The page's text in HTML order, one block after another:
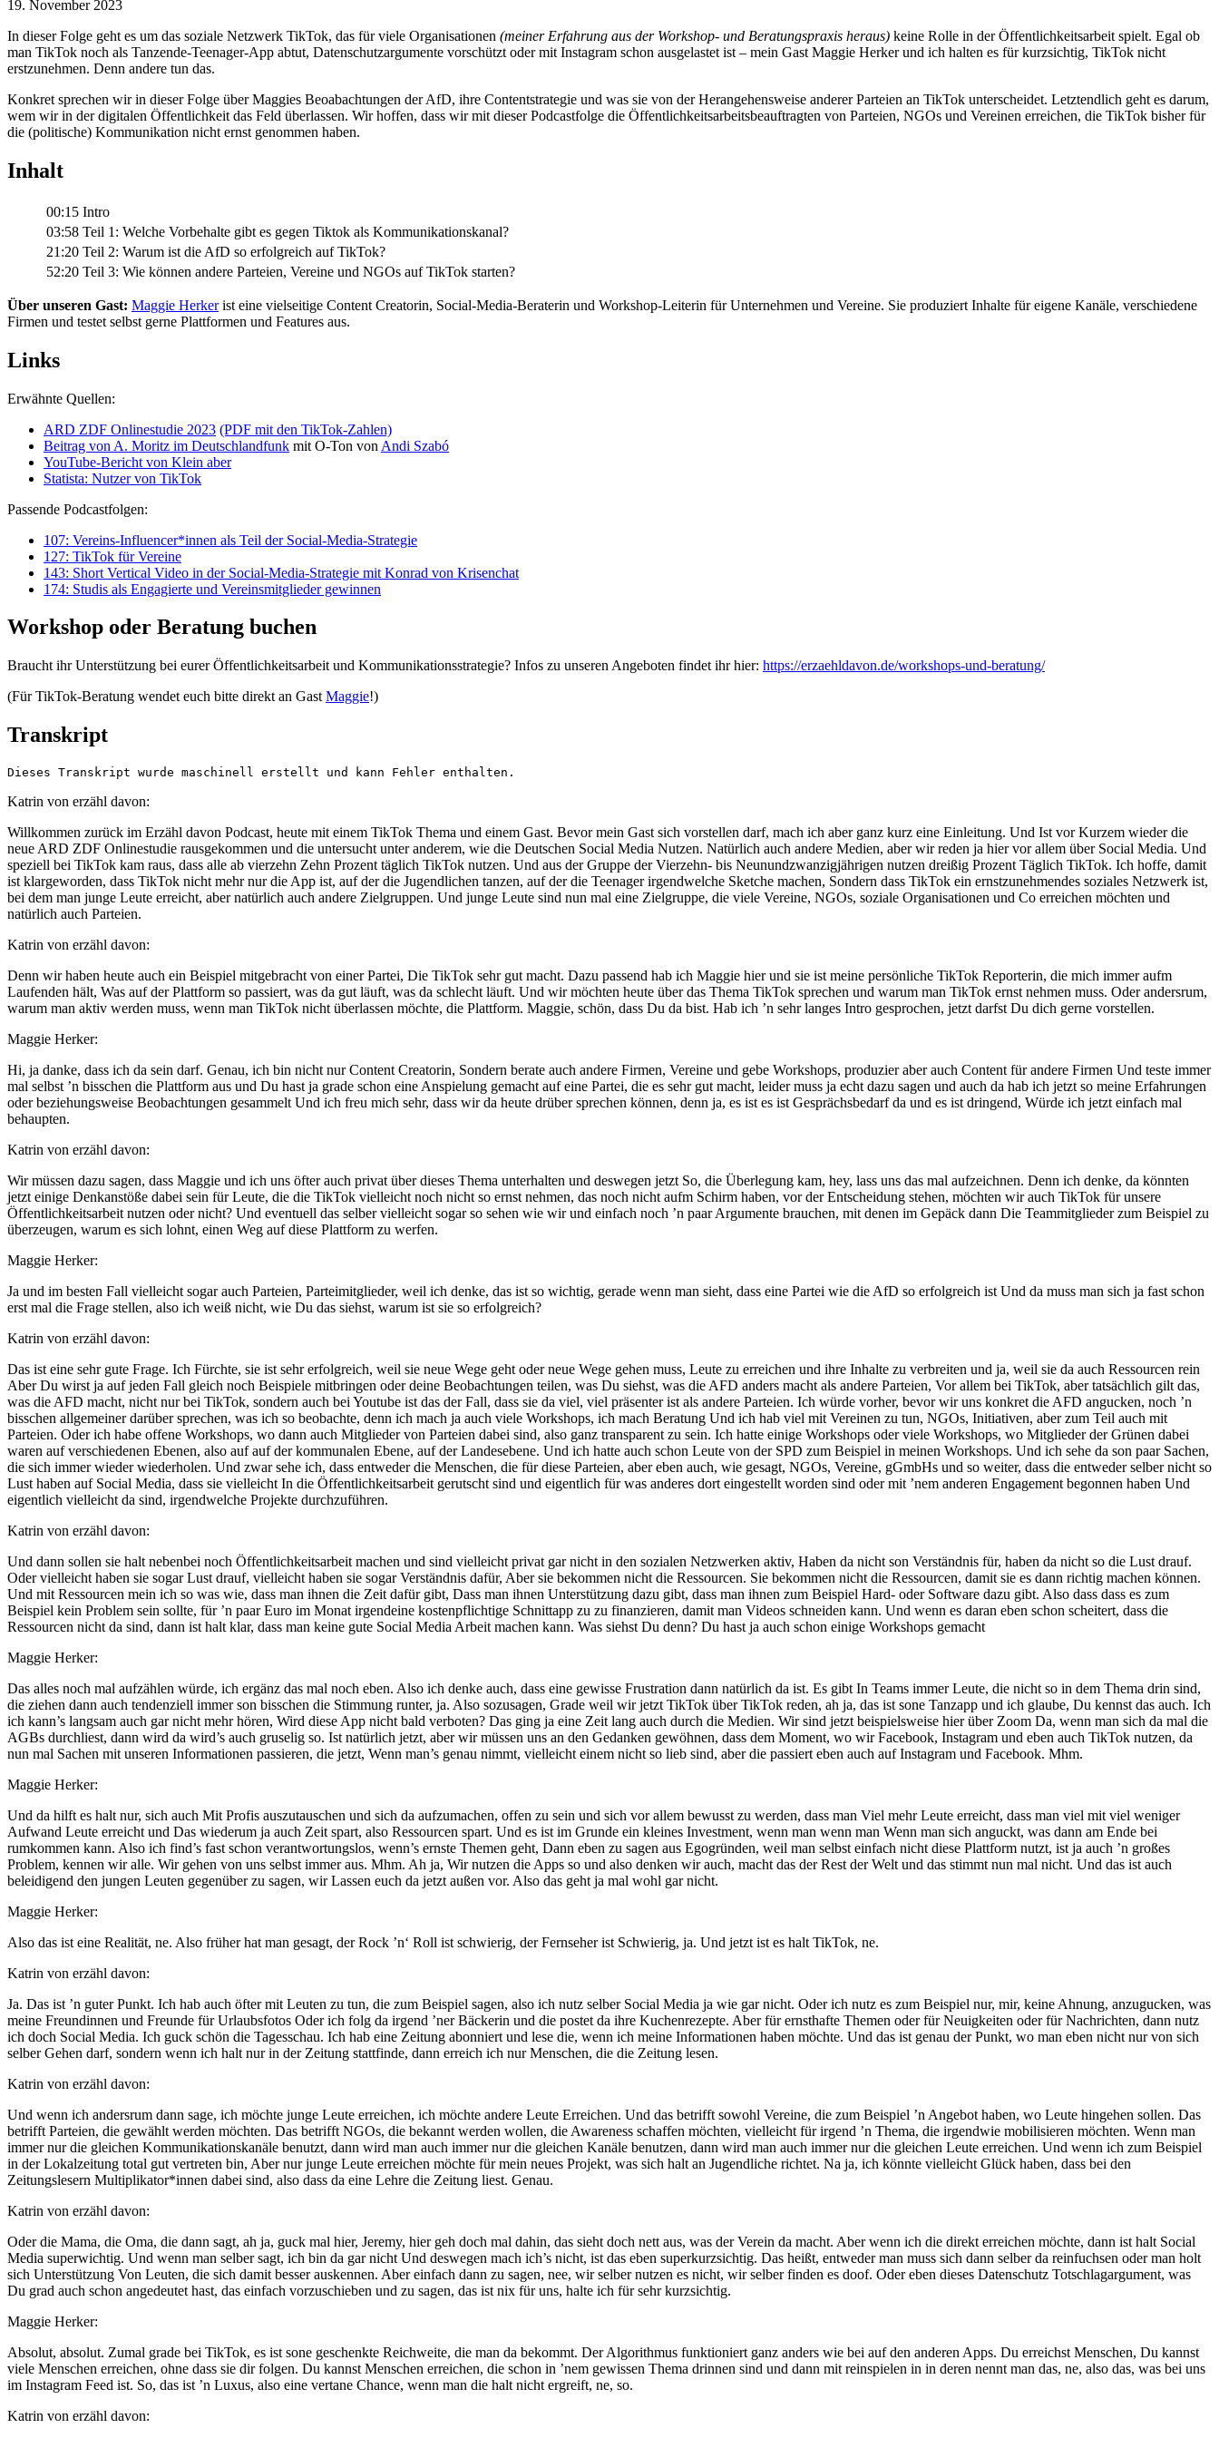
19. November 2023
In dieser Folge geht es um das soziale Netzwerk TikTok, das für viele Organisationen (meiner Erfahrung aus der Workshop- und Beratungspraxis heraus) keine Rolle in der Öffentlichkeitsarbeit spielt. Egal ob
man TikTok noch als Tanzende-Teenager-App abtut, Datenschutzargumente vorschützt oder mit Instagram schon ausgelastet ist – mein Gast Maggie Herker und ich halten es für kurzsichtig, TikTok nicht
erstzunehmen. Denn andere tun das.
Konkret sprechen wir in dieser Folge über Maggies Beoabachtungen der AfD, ihre Contentstrategie und was sie von der Herangehensweise anderer Parteien an TikTok unterscheidet. Letztendlich geht es darum,
wem wir in der digitalen Öffentlichkeit das Feld überlassen. Wir hoffen, dass wir mit dieser Podcastfolge die Öffentlichkeitsarbeitsbeauftragten von Parteien, NGOs und Vereinen erreichen, die TikTok bisher für
die (politische) Kommunikation nicht ernst genommen haben.
Inhalt
00:15 Intro
03:58 Teil 1: Welche Vorbehalte gibt es gegen Tiktok als Kommunikationskanal?
21:20 Teil 2: Warum ist die AfD so erfolgreich auf TikTok?
52:20 Teil 3: Wie können andere Parteien, Vereine und NGOs auf TikTok starten?
Über unseren Gast: Maggie Herkerist eine vielseitige Content Creatorin, Social-Media-Beraterin und Workshop-Leiterin für Unternehmen und Vereine. Sie produziert Inhalte für eigene Kanäle, verschiedene
Firmen und testet selbst gerne Plattformen und Features aus.
Links
Erwähnte Quellen:
ARD ZDF Onlinestudie 2023 (PDF mit den TikTok-Zahlen)
Beitrag von A. Moritz im Deutschlandfunk mit O-Ton von Andi Szabó
YouTube-Bericht von Klein aber
Statista: Nutzer von TikTok
Passende Podcastfolgen:
107: Vereins-Influencer*innen als Teil der Social-Media-Strategie
127: TikTok für Vereine
143: Short Vertical Video in der Social-Media-Strategie mit Konrad von Krisenchat
174: Studis als Engagierte und Vereinsmitglieder gewinnen
Workshop oder Beratung buchen
Braucht ihr Unterstützung bei eurer Öffentlichkeitsarbeit und Kommunikationsstrategie? Infos zu unseren Angeboten findet ihr hier: https://erzaehldavon.de/workshops-und-beratung/
(Für TikTok-Beratung wendet euch bitte direkt an Gast Maggie!)
Transkript
Dieses Transkript wurde maschinell erstellt und kann Fehler enthalten.
Katrin von erzähl davon:
Willkommen zurück im Erzähl davon Podcast, heute mit einem TikTok Thema und einem Gast. Bevor mein Gast sich vorstellen darf, mach ich aber ganz kurz eine Einleitung. Und Ist vor Kurzem wieder die
neue ARD ZDF Onlinestudie rausgekommen und die untersucht unter anderem, wie die Deutschen Social Media Nutzen. Natürlich auch andere Medien, aber wir reden ja hier vor allem über Social Media. Und
speziell bei TikTok kam raus, dass alle ab vierzehn Zehn Prozent täglich TikTok nutzen. Und aus der Gruppe der Vierzehn- bis Neunundzwanzigjährigen nutzen dreißig Prozent Täglich TikTok. Ich hoffe, damit
ist klargeworden, dass TikTok nicht mehr nur die App ist, auf der die Jugendlichen tanzen, auf der die Teenager irgendwelche Sketche machen, Sondern dass TikTok ein ernstzunehmendes soziales Netzwerk ist,
bei dem man junge Leute erreicht, aber natürlich auch andere Zielgruppen. Und junge Leute sind nun mal eine Zielgruppe, die viele Vereine, NGOs, soziale Organisationen und Co erreichen möchten und
natürlich auch Parteien.
Katrin von erzähl davon:
Denn wir haben heute auch ein Beispiel mitgebracht von einer Partei, Die TikTok sehr gut macht. Dazu passend hab ich Maggie hier und sie ist meine persönliche TikTok Reporterin, die mich immer aufm
Laufenden hält, Was auf der Plattform so passiert, was da gut läuft, was da schlecht läuft. Und wir möchten heute über das Thema TikTok sprechen und warum man TikTok ernst nehmen muss. Oder andersrum,
warum man aktiv werden muss, wenn man TikTok nicht überlassen möchte, die Plattform. Maggie, schön, dass Du da bist. Hab ich ’n sehr langes Intro gesprochen, jetzt darfst Du dich gerne vorstellen.
Maggie Herker:
Hi, ja danke, dass ich da sein darf. Genau, ich bin nicht nur Content Creatorin, Sondern berate auch andere Firmen, Vereine und gebe Workshops, produzier aber auch Content für andere Firmen Und teste immer
mal selbst ’n bisschen die Plattform aus und Du hast ja grade schon eine Anspielung gemacht auf eine Partei, die es sehr gut macht, leider muss ja echt dazu sagen und auch da hab ich jetzt so meine Erfahrungen
oder beziehungsweise Beobachtungen gesammelt Und ich freu mich sehr, dass wir da heute drüber sprechen können, denn ja, es ist es ist Gesprächsbedarf da und es ist dringend, Würde ich jetzt einfach mal
behaupten.
Katrin von erzähl davon:
Wir müssen dazu sagen, dass Maggie und ich uns öfter auch privat über dieses Thema unterhalten und deswegen jetzt So, die Überlegung kam, hey, lass uns das mal aufzeichnen. Denn ich denke, da könnten
jetzt einige Denkanstöße dabei sein für Leute, die die TikTok vielleicht noch nicht so ernst nehmen, das noch nicht aufm Schirm haben, vor der Entscheidung stehen, möchten wir auch TikTok für unsere
Öffentlichkeitsarbeit nutzen oder nicht? Und eventuell das selber vielleicht sogar so sehen wie wir und einfach noch ’n paar Argumente brauchen, mit denen im Gepäck dann Die Teammitglieder zum Beispiel zu
überzeugen, warum es sich lohnt, einen Weg auf diese Plattform zu werfen.
Maggie Herker:
Ja und im besten Fall vielleicht sogar auch Parteien, Parteimitglieder, weil ich denke, das ist so wichtig, gerade wenn man sieht, dass eine Partei wie die AfD so erfolgreich ist Und da muss man sich ja fast schon
erst mal die Frage stellen, also ich weiß nicht, wie Du das siehst, warum ist sie so erfolgreich?
Katrin von erzähl davon:
Das ist eine sehr gute Frage. Ich Fürchte, sie ist sehr erfolgreich, weil sie neue Wege geht oder neue Wege gehen muss, Leute zu erreichen und ihre Inhalte zu verbreiten und ja, weil sie da auch Ressourcen rein
Aber Du wirst ja auf jeden Fall gleich noch Beispiele mitbringen oder deine Beobachtungen teilen, was Du siehst, was die AFD anders macht als andere Parteien, Vor allem bei TikTok, aber tatsächlich gilt das,
was die AFD macht, nicht nur bei TikTok, sondern auch bei Youtube ist das der Fall, dass sie da viel, viel präsenter ist als andere Parteien. Ich würde vorher, bevor wir uns konkret die AFD angucken, noch ’n
bisschen allgemeiner darüber sprechen, was ich so beobachte, denn ich mach ja auch viele Workshops, ich mach Beratung Und ich hab viel mit Vereinen zu tun, NGOs, Initiativen, aber zum Teil auch mit
Parteien. Oder ich habe offene Workshops, wo dann auch Mitglieder von Parteien dabei sind, also ganz transparent zu sein. Ich hatte einige Workshops oder viele Workshops, wo Mitglieder der Grünen dabei
waren auf verschiedenen Ebenen, also auf auf der kommunalen Ebene, auf der Landesebene. Und ich hatte auch schon Leute von der SPD zum Beispiel in meinen Workshops. Und ich sehe da son paar Sachen,
die sich immer wieder wiederholen. Und zwar sehe ich, dass entweder die Menschen, die für diese Parteien, aber eben auch, wie gesagt, NGOs, Vereine, gGmbHs und so weiter, dass die entweder selber nicht so
Lust haben auf Social Media, dass sie vielleicht In die Öffentlichkeitsarbeit gerutscht sind und eigentlich für was anderes dort eingestellt worden sind oder mit ’nem anderen Engagement begonnen haben Und
eigentlich vielleicht da sind, irgendwelche Projekte durchzuführen.
Katrin von erzähl davon:
Und dann sollen sie halt nebenbei noch Öffentlichkeitsarbeit machen und sind vielleicht privat gar nicht in den sozialen Netzwerken aktiv, Haben da nicht son Verständnis für, haben da nicht so die Lust drauf.
Oder vielleicht haben sie sogar Lust drauf, vielleicht haben sie sogar Verständnis dafür, Aber sie bekommen nicht die Ressourcen. Sie bekommen nicht die Ressourcen, damit sie es dann richtig machen können.
Und mit Ressourcen mein ich so was wie, dass man ihnen die Zeit dafür gibt, Dass man ihnen Unterstützung dazu gibt, dass man ihnen zum Beispiel Hard- oder Software dazu gibt. Also dass dass es zum
Beispiel kein Problem sein sollte, für ’n paar Euro im Monat irgendeine kostenpflichtige Schnittapp zu zu finanzieren, damit man Videos schneiden kann. Und wenn es daran eben schon scheitert, dass die
Ressourcen nicht da sind, dann ist halt klar, dass man keine gute Social Media Arbeit machen kann. Was siehst Du denn? Du hast ja auch schon einige Workshops gemacht
Maggie Herker:
Das alles noch mal aufzählen würde, ich ergänz das mal noch eben. Also ich denke auch, dass eine gewisse Frustration dann natürlich da ist. Es gibt In Teams immer Leute, die nicht so in dem Thema drin sind,
die ziehen dann auch tendenziell immer son bisschen die Stimmung runter, ja. Also sozusagen, Grade weil wir jetzt TikTok über TikTok reden, ah ja, das ist sone Tanzapp und ich glaube, Du kennst das auch. Ich
ich kann’s langsam auch gar nicht mehr hören, Wird diese App nicht bald verboten? Das ging ja eine Zeit lang auch durch die Medien. Wir sind jetzt beispielsweise hier über Zoom Da, wenn man sich da mal die
AGBs durchliest, dann wird da wird’s auch gruselig so. Ist natürlich jetzt, aber wir müssen uns an den Gedanken gewöhnen, dass dem Moment, wo wir Facebook, Instagram und eben auch TikTok nutzen, da
nun mal Sachen mit unseren Informationen passieren, die jetzt, Wenn man’s genau nimmt, vielleicht einem nicht so lieb sind, aber die passiert eben auch auf Instagram und Facebook. Mhm.
Maggie Herker:
Und da hilft es halt nur, sich auch Mit Profis auszutauschen und sich da aufzumachen, offen zu sein und sich vor allem bewusst zu werden, dass man Viel mehr Leute erreicht, dass man viel mit viel weniger
Aufwand Leute erreicht und Das wiederum ja auch Zeit spart, also Ressourcen spart. Und es ist im Grunde ein kleines Investment, wenn man wenn man Wenn man sich anguckt, was dann am Ende bei
rumkommen kann. Also ich find’s fast schon verantwortungslos, wenn’s ernste Themen geht, Dann eben zu sagen aus Egogründen, weil man selbst einfach nicht diese Plattform nutzt, ist ja auch ’n großes
Problem, kennen wir alle. Wir gehen von uns selbst immer aus. Mhm. Ah ja, Wir nutzen die Apps so und also denken wir auch, macht das der Rest der Welt und das stimmt nun mal nicht. Und das ist auch
beleidigend den jungen Leuten gegenüber zu sagen, wir Lassen euch da jetzt außen vor. Also das geht ja mal wohl gar nicht.
Maggie Herker:
Also das ist eine Realität, ne. Also früher hat man gesagt, der Rock ’n‘ Roll ist schwierig, der Fernseher ist Schwierig, ja. Und jetzt ist es halt TikTok, ne.
Katrin von erzähl davon:
Ja. Das ist ’n guter Punkt. Ich hab auch öfter mit Leuten zu tun, die zum Beispiel sagen, also ich nutz selber Social Media ja wie gar nicht. Oder ich nutz es zum Beispiel nur, mir, keine Ahnung, anzugucken, was
meine Freundinnen und Freunde für Urlaubsfotos Oder ich folg da irgend ’ner Bäckerin und die postet da ihre Kuchenrezepte. Aber für ernsthafte Themen oder für Neuigkeiten oder für Nachrichten, dann nutz
ich doch Social Media. Ich guck schön die Tagesschau. Ich hab eine Zeitung abonniert und lese die, wenn ich meine Informationen haben möchte. Und das ist genau der Punkt, wo man eben nicht nur von sich
selber Gehen darf, sondern wenn ich halt nur in der Zeitung stattfinde, dann erreich ich nur Menschen, die die Zeitung lesen.
Katrin von erzähl davon:
Und wenn ich andersrum dann sage, ich möchte junge Leute erreichen, ich möchte andere Leute Erreichen. Und das betrifft sowohl Vereine, die zum Beispiel ’n Angebot haben, wo Leute hingehen sollen. Das
betrifft Parteien, die gewählt werden möchten. Das betrifft NGOs, die bekannt werden wollen, die Awareness schaffen möchten, vielleicht für irgend ’n Thema, die irgendwie mobilisieren möchten. Wenn man
immer nur die gleichen Kommunikationskanäle benutzt, dann wird man auch immer nur die gleichen Kanäle benutzen, dann wird man auch immer nur die gleichen Leute erreichen. Und wenn ich zum Beispiel
in der Lokalzeitung total gut vertreten bin, Aber nur junge Leute erreichen möchte für mein neues Projekt, was sich halt an Jugendliche richtet. Na ja, ich könnte vielleicht Glück haben, dass bei den
Zeitungslesern Multiplikator*innen dabei sind, also dass da eine Lehre die Zeitung liest. Genau.
Katrin von erzähl davon:
Oder die Mama, die Oma, die dann sagt, ah ja, guck mal hier, Jeremy, hier geh doch mal dahin, das sieht doch nett aus, was der Verein da macht. Aber wenn ich die direkt erreichen möchte, dann ist halt Social
Media superwichtig. Und wenn man selber sagt, ich bin da gar nicht Und deswegen mach ich’s nicht, ist das eben superkurzsichtig. Das heißt, entweder man muss sich dann selber da reinfuchsen oder man holt
sich Unterstützung Von Leuten, die sich damit besser auskennen. Aber einfach dann zu sagen, nee, wir selber nutzen es nicht, wir selber finden es doof. Oder eben dieses Datenschutz Totschlagargument, was
Du grad auch schon angedeutet hast, das einfach vorzuschieben und zu sagen, das ist nix für uns, halte ich für sehr kurzsichtig.
Maggie Herker:
Absolut, absolut. Zumal grade bei TikTok, es ist sone geschenkte Reichweite, die man da bekommt. Der Algorithmus funktioniert ganz anders wie bei auf den anderen Apps. Du erreichst Menschen, Du kannst
viele Menschen erreichen, ohne dass sie dir folgen. Du kannst Menschen erreichen, die schon in ’nem gewissen Thema drinnen sind und dann mit reinspielen in in deren nennt man das, ne, also das, was bei uns
im Instagram Feed ist. So, das ist ’n Luxus, also eine vertane Chance, wenn man die halt nicht ergreift, ne, so.
Katrin von erzähl davon: